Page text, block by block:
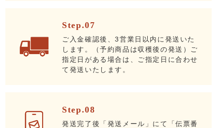
Step.07
ご入金確認後、3営業日以内に発送いた
します。（予約商品は収穫後の発送）ご
指定日がある場合は、ご指定日に合わせ
て発送いたします。
Step.08
発送完了後「発送メール」にて「伝票番